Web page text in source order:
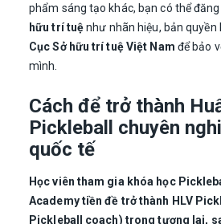
phẩm sáng tạo khác, bạn có thể đăng
hữu trí tuệnhư nhãn hiệu, bản quyền
Cục Sở hữu trí tuệ Việt Nam để bảo
mình.
Cách để trở thành
Pickleball chuyên
quốc tế
Học viên tham gia khóa học
Academy tiền đề trở thành HLV
Pickleball coach) trong tương lai,